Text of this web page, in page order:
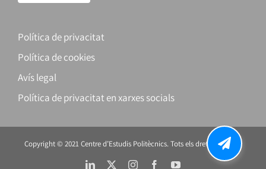
Política de privacitat
Política de cookies
Avís legal
Política de privacitat en xarxes socials
Copyright © 2021 Centre d’Estudis Politècnics. Tots els drets reservats.
LinkedIn InstagramFacebookYouTube